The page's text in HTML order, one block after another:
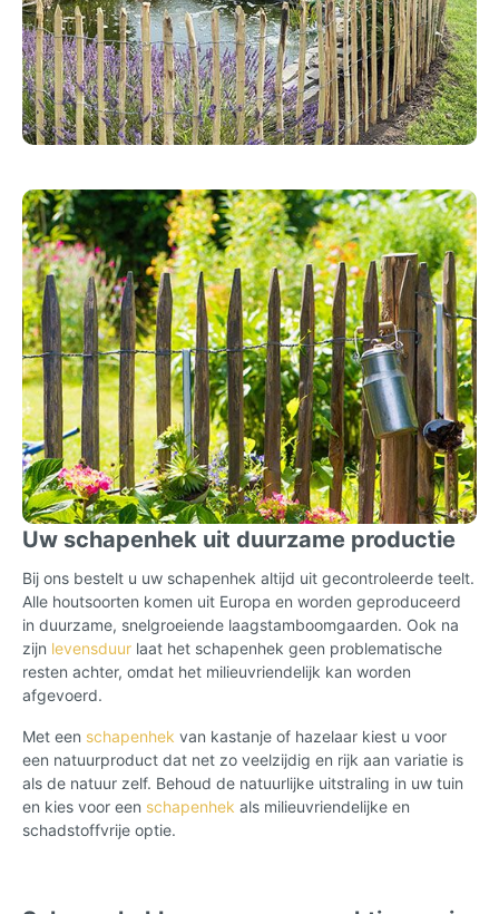
Uw schapenhek uit duurzame productie
Bij ons bestelt u uw schapenhek altijd uit gecontroleerde teelt.
Alle houtsoorten komen uit Europa en worden geproduceerd
in duurzame, snelgroeiende laagstamboomgaarden. Ook na
zijn levensduur laat het schapenhek geen problematische
resten achter, omdat het milieuvriendelijk kan worden
afgevoerd.
Met een schapenhek van kastanje of hazelaar kiest u voor
een natuurproduct dat net zo veelzijdig en rijk aan variatie is
als de natuur zelf. Behoud de natuurlijke uitstraling in uw tuin
en kies voor een schapenhek als milieuvriendelijke en
schadstoffvrije optie.